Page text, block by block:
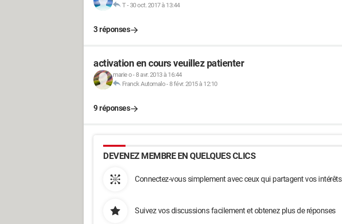
T- 30 oct. 2017 à 13:44
3 réponses
activation en cours veuillez patienter
marie o-8 avr. 2013 à 16:44
Franck Automalo-8 févr. 2015 à 12:10
9 réponses
DEVENEZ MEMBRE EN QUELQUES CLICS
Connectez-vous simplement avec ceux qui partagent vos intérêts
Suivez vos discussions facilement et obtenez plus de réponses